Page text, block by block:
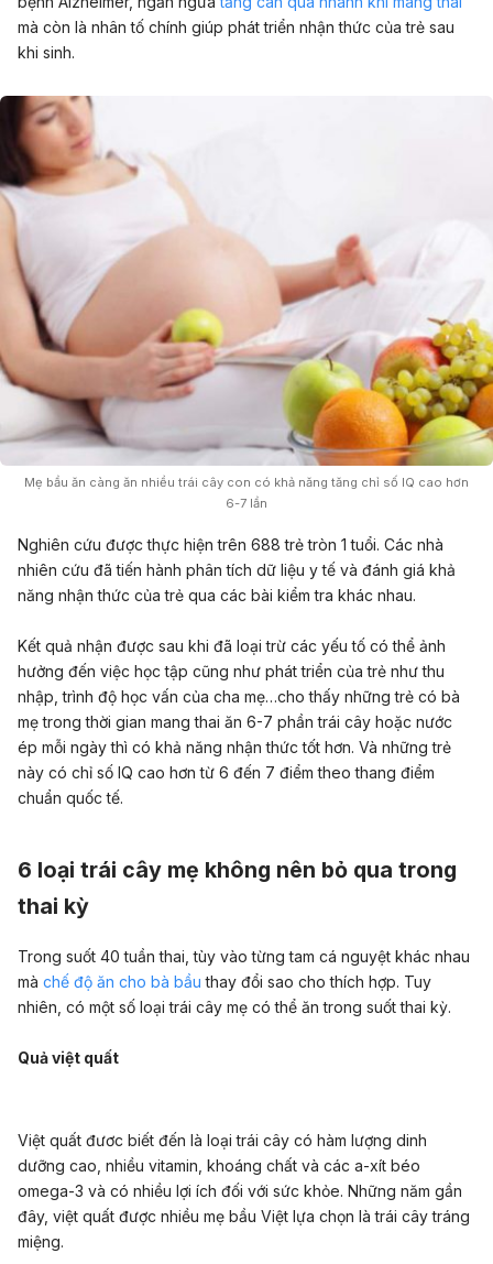
mà còn là nhân tố chính giúp phát triển nhận thức của trẻ sau
khi sinh.
Mẹ bầu ăn càng ăn nhiều trái cây con có khả năng tăng chỉ số IQ cao hơn
6-7 lần
Nghiên cứu được thực hiện trên 688 trẻ tròn 1 tuổi. Các nhà
nhiên cứu đã tiến hành phân tích dữ liệu y tế và đánh giá khả
năng nhận thức của trẻ qua các bài kiểm tra khác nhau.
Kết quả nhận được sau khi đã loại trừ các yếu tố có thể ảnh
hưởng đến việc học tập cũng như phát triển của trẻ như thu
nhập, trình độ học vấn của cha mẹ…cho thấy những trẻ có bà
mẹ trong thời gian mang thai ăn 6-7 phần trái cây hoặc nước
ép mỗi ngày thì có khả năng nhận thức tốt hơn. Và những trẻ
này có chỉ số IQ cao hơn từ 6 đến 7 điểm theo thang điểm
chuẩn quốc tế.
6 loại trái cây mẹ không nên bỏ qua trong
thai kỳ
Trong suốt 40 tuần thai, tùy vào từng tam cá nguyệt khác nhau
mà chế độ ăn cho bà bầu thay đổi sao cho thích hợp. Tuy
nhiên, có một số loại trái cây mẹ có thể ăn trong suốt thai kỳ.
Quả việt quất
Việt quất đươc biết đến là loại trái cây có hàm lượng dinh
dưỡng cao, nhiều vitamin, khoáng chất và các a-xít béo
omega-3 và có nhiều lợi ích đối với sức khỏe. Những năm gần
đây, việt quất được nhiều mẹ bầu Việt lựa chọn là trái cây tráng
miệng.